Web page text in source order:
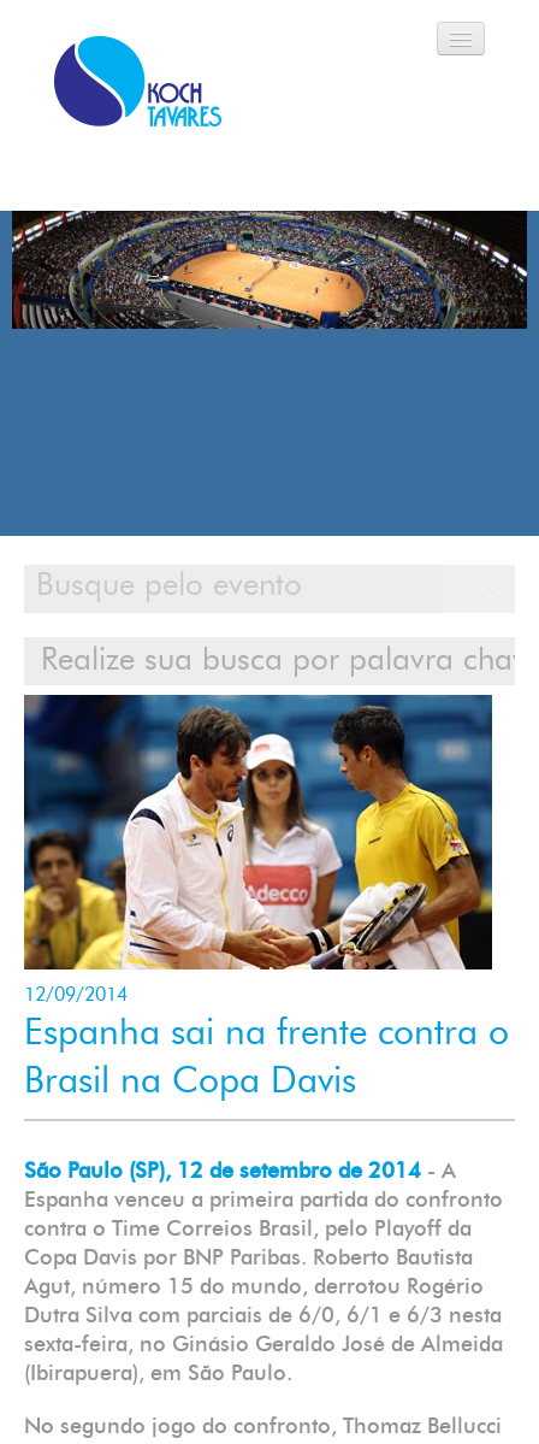
História
Áreas de Atuação
Calendário
Contato
Login
12/09/2014
Espanha sai na frente contra o
Brasil na Copa Davis
São Paulo (SP), 12 de setembro de 2014 - A
Espanha venceu a primeira partida do confronto
contra o Time Correios Brasil, pelo Playoff da
Copa Davis por BNP Paribas. Roberto Bautista
Agut, número 15 do mundo, derrotou Rogério
Dutra Silva com parciais de 6/0, 6/1 e 6/3 nesta
sexta-feira, no Ginásio Geraldo José de Almeida
(Ibirapuera), em São Paulo.
No segundo jogo do confronto, Thomaz Bellucci